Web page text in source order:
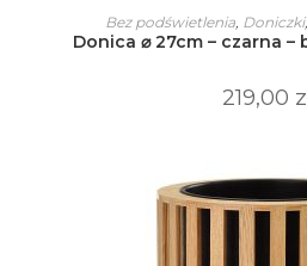
WYBIERZ
ma
Bez podświetlenia, Doniczki,
Donica ⌀ 27cm – czarna
219,00